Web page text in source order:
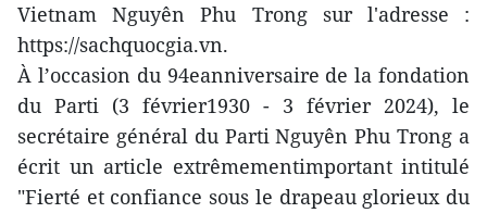
Vietnam Nguyên Phu Trong sur l'adresse :
https://sachquocgia.vn.
À l’occasion du 94eanniversaire de la fondation
du Parti (3 février1930 - 3 février 2024), le
secrétaire général du Parti Nguyên Phu Trong a
écrit un article extrêmementimportant intitulé
"Fierté et confiance sous le drapeau glorieux du